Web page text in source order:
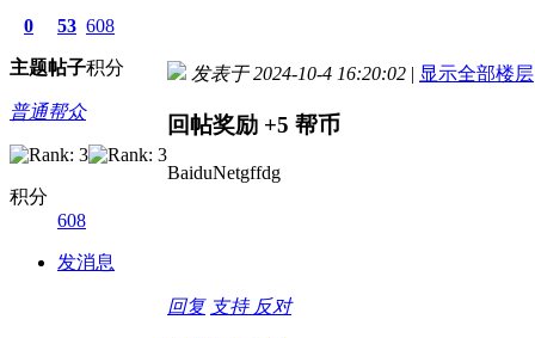
0
主题
53
帖子
608
积分
普通帮众
积分
608
发消息
发表于 2024-10-4 16:20:02 | 显示全部楼层
回帖奖励 +5 帮币
BaiduNetgffdg
回复 支持 反对